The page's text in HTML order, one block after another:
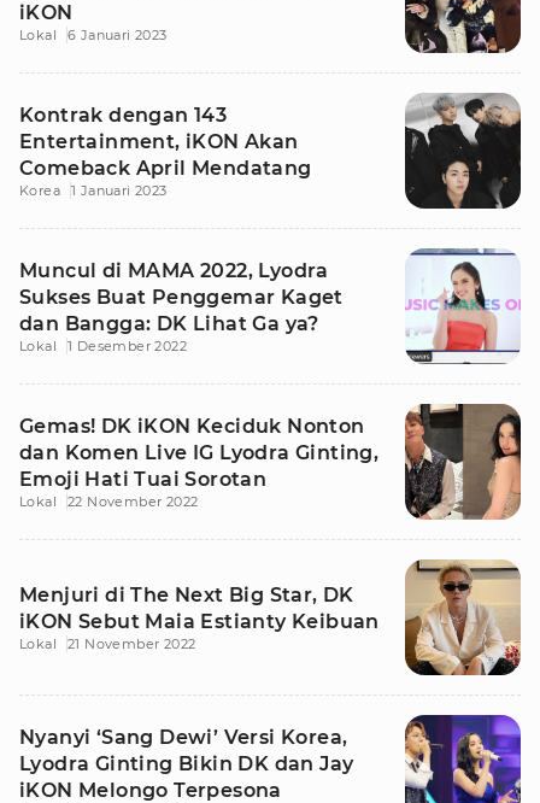
iKON
Lokal 6 Januari 2023
Kontrak dengan 143
Entertainment, iKON Akan
Comeback April Mendatang
Korea 1 Januari 2023
Muncul di MAMA 2022, Lyodra
Sukses Buat Penggemar Kaget
dan Bangga: DK Lihat Ga ya?
Lokal 1 Desember 2022
Gemas! DK iKON Keciduk Nonton
dan Komen Live IG Lyodra Ginting,
Emoji Hati Tuai Sorotan
Lokal 22 November 2022
Menjuri di The Next Big Star, DK
iKON Sebut Maia Estianty Keibuan
Lokal 21 November 2022
Nyanyi ‘Sang Dewi’ Versi Korea,
Lyodra Ginting Bikin DK dan Jay
iKON Melongo Terpesona